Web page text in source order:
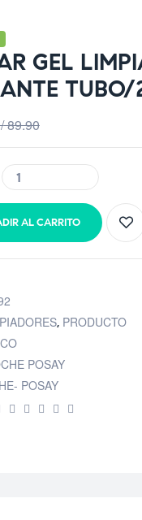
GEL
89.90
AL CARRITO
, PRODUCTO
POSAY
POSAY